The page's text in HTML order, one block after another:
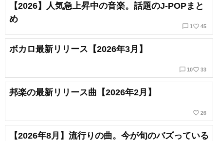
【2026】人気急上昇中の音楽。話題のJ-POPまと
め
chat_bubble_outline 1 favorite_border 45
ボカロ最新リリース【2026年3月】
chat_bubble_outline 10favorite_border 33
邦楽の最新リリース曲【2026年2月】
favorite_border 26
【2026年8月】流行りの曲。今が旬のバズっている